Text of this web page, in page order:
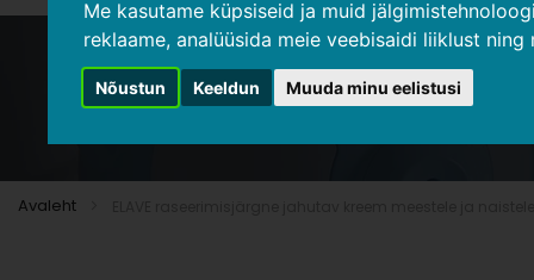
Me kasutame küpsiseid ja muid
reklaame, analüüsida meie veebisaidi liiklust
Nõustun Keeldun Muuda minu eelistusi
ELAVE
Avaleht